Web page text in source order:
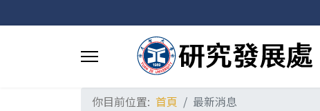
你目前位置: 首頁 最新消息